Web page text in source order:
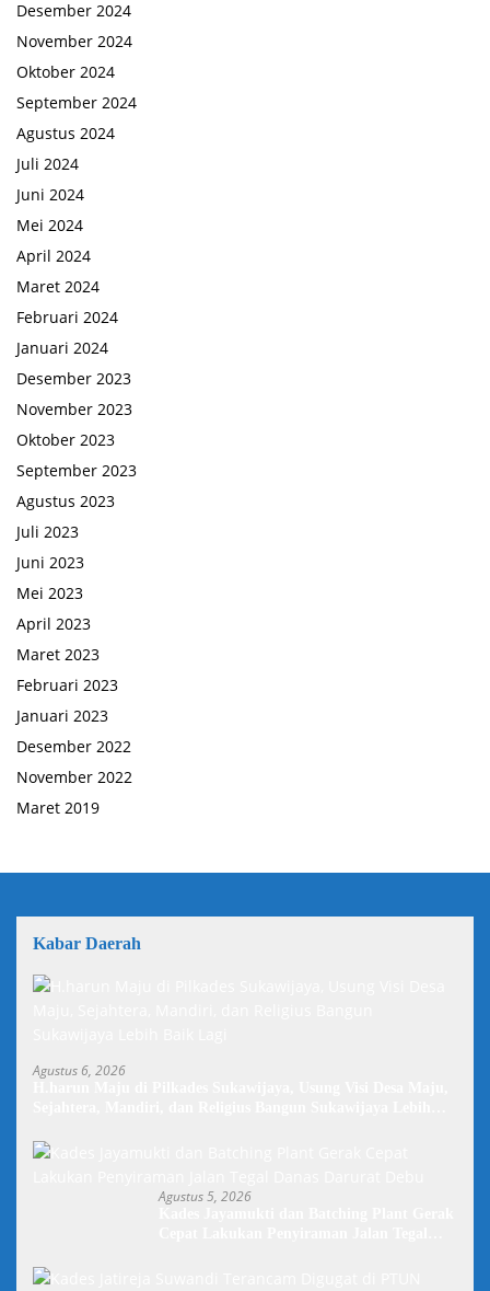
Desember 2024
November 2024
Oktober 2024
September 2024
Agustus 2024
Juli 2024
Juni 2024
Mei 2024
April 2024
Maret 2024
Februari 2024
Januari 2024
Desember 2023
November 2023
Oktober 2023
September 2023
Agustus 2023
Juli 2023
Juni 2023
Mei 2023
April 2023
Maret 2023
Februari 2023
Januari 2023
Desember 2022
November 2022
Maret 2019
Kabar Daerah
Agustus 6, 2026
Agustus 5, 2026